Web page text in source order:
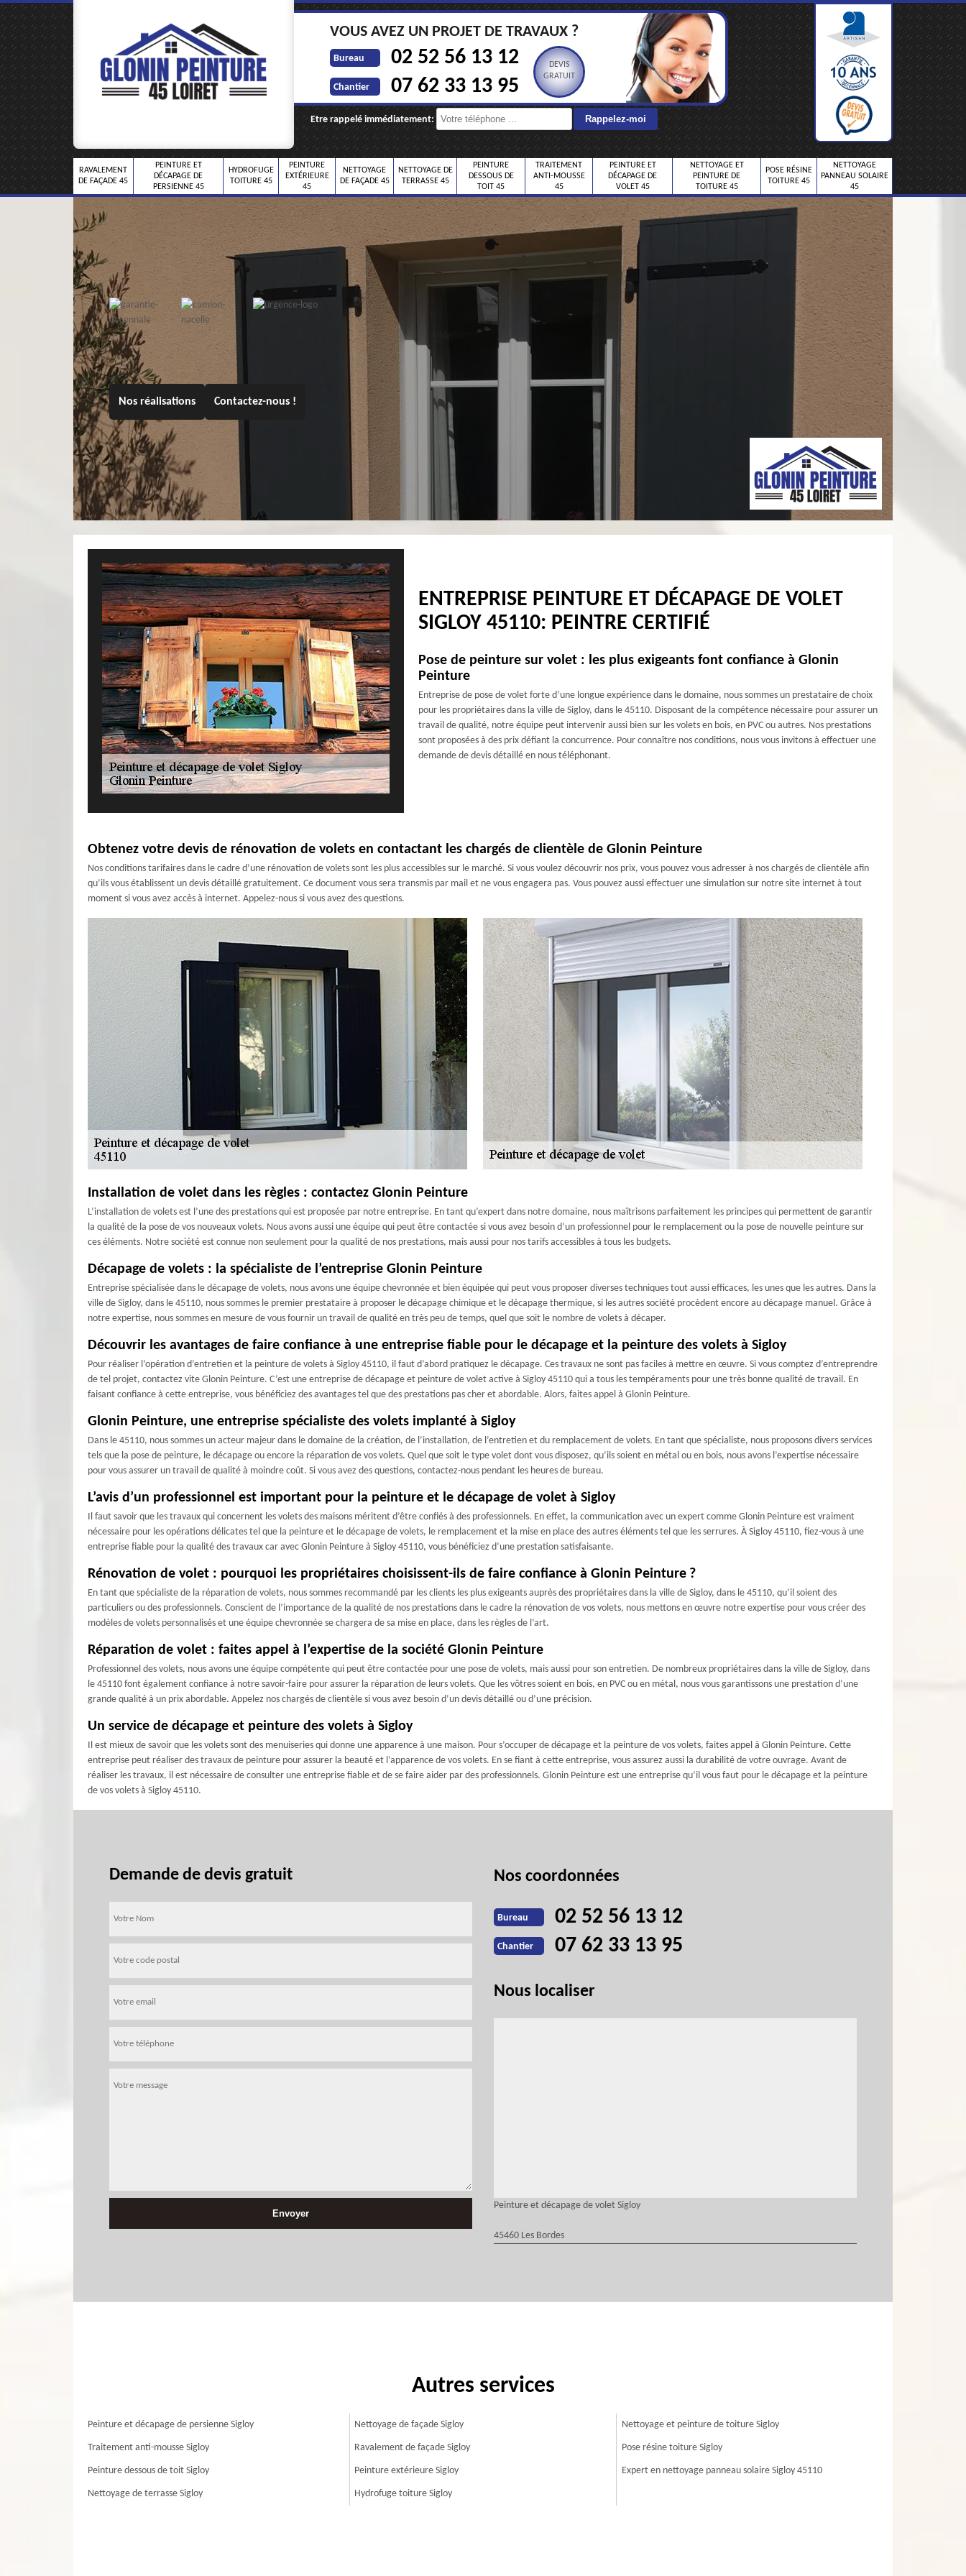
VOUS AVEZ UN PROJET DE TRAVAUX ?
Bureau 02 52 56 13 12
Chantier 07 62 33 13 95
DEVIS
GRATUIT
Etre rappelé immédiatement:
RAVALEMENT
DE FAÇADE 45
PEINTURE ET
DÉCAPAGE DE
PERSIENNE 45
HYDROFUGE
TOITURE 45
PEINTURE
EXTÉRIEURE
45
NETTOYAGE
DE FAÇADE 45
NETTOYAGE DE
TERRASSE 45
PEINTURE
DESSOUS DE
TOIT 45
TRAITEMENT
ANTI-MOUSSE
45
PEINTURE ET
DÉCAPAGE DE
VOLET 45
NETTOYAGE ET
PEINTURE DE
TOITURE 45
POSE RÉSINE
TOITURE 45
NETTOYAGE
PANNEAU SOLAIRE
45
Nos réalisations Contactez-nous !
ENTREPRISE PEINTURE ET DÉCAPAGE DE VOLET
SIGLOY 45110: PEINTRE CERTIFIÉ
Pose de peinture sur volet : les plus exigeants font confiance à Glonin
Peinture
Entreprise de pose de volet forte d’une longue expérience dans le domaine, nous sommes un prestataire de choix
pour les propriétaires dans la ville de Sigloy, dans le 45110. Disposant de la compétence nécessaire pour assurer un
travail de qualité, notre équipe peut intervenir aussi bien sur les volets en bois, en PVC ou autres. Nos prestations
sont proposées à des prix défiant la concurrence. Pour connaître nos conditions, nous vous invitons à effectuer une
demande de devis détaillé en nous téléphonant.
Obtenez votre devis de rénovation de volets en contactant les chargés de clientèle de Glonin Peinture
Nos conditions tarifaires dans le cadre d’une rénovation de volets sont les plus accessibles sur le marché. Si vous voulez découvrir nos prix, vous pouvez vous adresser à nos chargés de clientèle afin
qu’ils vous établissent un devis détaillé gratuitement. Ce document vous sera transmis par mail et ne vous engagera pas. Vous pouvez aussi effectuer une simulation sur notre site internet à tout
moment si vous avez accès à internet. Appelez-nous si vous avez des questions.
Installation de volet dans les règles : contactez Glonin Peinture
L’installation de volets est l’une des prestations qui est proposée par notre entreprise. En tant qu’expert dans notre domaine, nous maîtrisons parfaitement les principes qui permettent de garantir
la qualité de la pose de vos nouveaux volets. Nous avons aussi une équipe qui peut être contactée si vous avez besoin d’un professionnel pour le remplacement ou la pose de nouvelle peinture sur
ces éléments. Notre société est connue non seulement pour la qualité de nos prestations, mais aussi pour nos tarifs accessibles à tous les budgets.
Décapage de volets : la spécialiste de l’entreprise Glonin Peinture
Entreprise spécialisée dans le décapage de volets, nous avons une équipe chevronnée et bien équipée qui peut vous proposer diverses techniques tout aussi efficaces, les unes que les autres. Dans la
ville de Sigloy, dans le 45110, nous sommes le premier prestataire à proposer le décapage chimique et le décapage thermique, si les autres société procèdent encore au décapage manuel. Grâce à
notre expertise, nous sommes en mesure de vous fournir un travail de qualité en très peu de temps, quel que soit le nombre de volets à décaper.
Découvrir les avantages de faire confiance à une entreprise fiable pour le décapage et la peinture des volets à Sigloy
Pour réaliser l’opération d’entretien et la peinture de volets à Sigloy 45110, il faut d’abord pratiquez le décapage. Ces travaux ne sont pas faciles à mettre en œuvre. Si vous comptez d’entreprendre
de tel projet, contactez vite Glonin Peinture. C’est une entreprise de décapage et peinture de volet active à Sigloy 45110 qui a tous les tempéraments pour une très bonne qualité de travail. En
faisant confiance à cette entreprise, vous bénéficiez des avantages tel que des prestations pas cher et abordable. Alors, faites appel à Glonin Peinture.
Glonin Peinture, une entreprise spécialiste des volets implanté à Sigloy
Dans le 45110, nous sommes un acteur majeur dans le domaine de la création, de l’installation, de l’entretien et du remplacement de volets. En tant que spécialiste, nous proposons divers services
tels que la pose de peinture, le décapage ou encore la réparation de vos volets. Quel que soit le type volet dont vous disposez, qu’ils soient en métal ou en bois, nous avons l’expertise nécessaire
pour vous assurer un travail de qualité à moindre coût. Si vous avez des questions, contactez-nous pendant les heures de bureau.
L’avis d’un professionnel est important pour la peinture et le décapage de volet à Sigloy
Il faut savoir que les travaux qui concernent les volets des maisons méritent d’être confiés à des professionnels. En effet, la communication avec un expert comme Glonin Peinture est vraiment
nécessaire pour les opérations délicates tel que la peinture et le décapage de volets, le remplacement et la mise en place des autres éléments tel que les serrures. À Sigloy 45110, fiez-vous à une
entreprise fiable pour la qualité des travaux car avec Glonin Peinture à Sigloy 45110, vous bénéficiez d’une prestation satisfaisante.
Rénovation de volet : pourquoi les propriétaires choisissent-ils de faire confiance à Glonin Peinture ?
En tant que spécialiste de la réparation de volets, nous sommes recommandé par les clients les plus exigeants auprès des propriétaires dans la ville de Sigloy, dans le 45110, qu’il soient des
particuliers ou des professionnels. Conscient de l’importance de la qualité de nos prestations dans le cadre la rénovation de vos volets, nous mettons en œuvre notre expertise pour vous créer des
modèles de volets personnalisés et une équipe chevronnée se chargera de sa mise en place, dans les règles de l’art.
Réparation de volet : faites appel à l’expertise de la société Glonin Peinture
Professionnel des volets, nous avons une équipe compétente qui peut être contactée pour une pose de volets, mais aussi pour son entretien. De nombreux propriétaires dans la ville de Sigloy, dans
le 45110 font également confiance à notre savoir-faire pour assurer la réparation de leurs volets. Que les vôtres soient en bois, en PVC ou en métal, nous vous garantissons une prestation d’une
grande qualité à un prix abordable. Appelez nos chargés de clientèle si vous avez besoin d’un devis détaillé ou d’une précision.
Un service de décapage et peinture des volets à Sigloy
Il est mieux de savoir que les volets sont des menuiseries qui donne une apparence à une maison. Pour s’occuper de décapage et la peinture de vos volets, faites appel à Glonin Peinture. Cette
entreprise peut réaliser des travaux de peinture pour assurer la beauté et l’apparence de vos volets. En se fiant à cette entreprise, vous assurez aussi la durabilité de votre ouvrage. Avant de
réaliser les travaux, il est nécessaire de consulter une entreprise fiable et de se faire aider par des professionnels. Glonin Peinture est une entreprise qu’il vous faut pour le décapage et la peinture
de vos volets à Sigloy 45110.
Demande de devis gratuit Nos coordonnées
Bureau 02 52 56 13 12
Chantier 07 62 33 13 95
Nous localiser
Peinture et décapage de volet Sigloy
45460 Les Bordes
Autres services
Peinture et décapage de persienne Sigloy
Traitement anti-mousse Sigloy
Peinture dessous de toit Sigloy
Nettoyage de terrasse Sigloy
Nettoyage de façade Sigloy
Ravalement de façade Sigloy
Peinture extérieure Sigloy
Hydrofuge toiture Sigloy
Nettoyage et peinture de toiture Sigloy
Pose résine toiture Sigloy
Expert en nettoyage panneau solaire Sigloy 45110